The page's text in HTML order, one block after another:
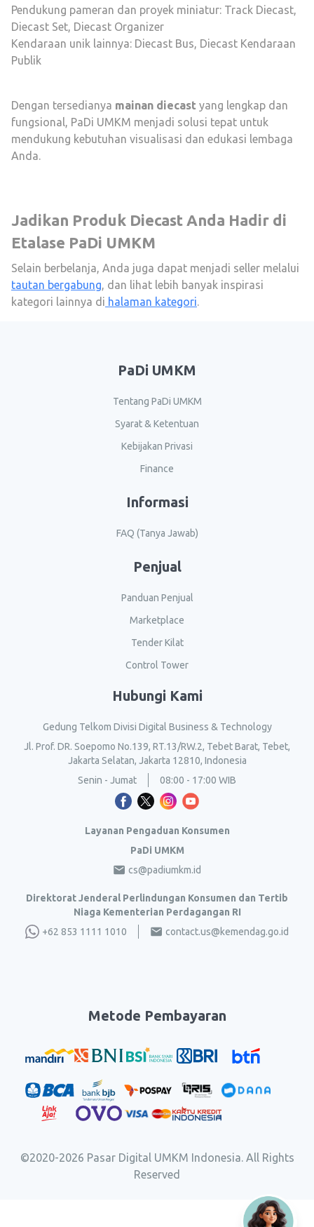
Pendukung pameran dan proyek miniatur: Track Diecast,
Diecast Set, Diecast Organizer
Kendaraan unik lainnya: Diecast Bus, Diecast Kendaraan
Publik
Dengan tersedianya mainan diecast yang lengkap dan
fungsional, PaDi UMKM menjadi solusi tepat untuk
mendukung kebutuhan visualisasi dan edukasi lembaga
Anda.
Jadikan Produk Diecast Anda Hadir di
Etalase PaDi UMKM
Selain berbelanja, Anda juga dapat menjadi seller melalui
tautan bergabung, dan lihat lebih banyak inspirasi
kategori lainnya di halaman kategori.
PaDi UMKM
Tentang PaDi UMKM
Syarat & Ketentuan
Kebijakan Privasi
Finance
Informasi
FAQ (Tanya Jawab)
Penjual
Panduan Penjual
Marketplace
Tender Kilat
Control Tower
Hubungi Kami
Gedung Telkom Divisi Digital Business & Technology
Jl. Prof. DR. Soepomo No.139, RT.13/RW.2, Tebet Barat, Tebet,
Jakarta Selatan, Jakarta 12810, Indonesia
Senin - Jumat
08:00 - 17:00 WIB
Layanan Pengaduan Konsumen
PaDi UMKM
cs@padiumkm.id
Direktorat Jenderal Perlindungan Konsumen dan Tertib
Niaga Kementerian Perdagangan RI
+62 853 1111 1010
contact.us@kemendag.go.id
Metode Pembayaran
©2020-2026 Pasar Digital UMKM Indonesia. All Rights
Reserved